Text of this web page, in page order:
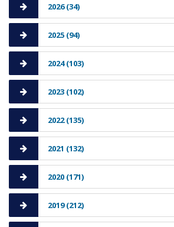
2026 (34)
2025 (94)
2024 (103)
2023 (102)
2022 (135)
2021 (132)
2020 (171)
2019 (212)